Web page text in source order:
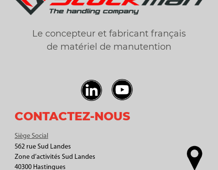
Le concepteur et fabricant français
de matériel de manutention
CONTACTEZ-NOUS
Siège Social
562 rue Sud Landes
Zone d’activités Sud Landes
40300 Hastingues